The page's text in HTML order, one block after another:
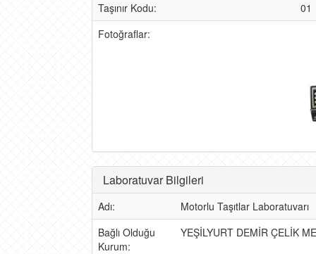
Taşınır Kodu:
01
Fotoğraflar:
Laboratuvar Bilgileri
Adı:
Motorlu Taşıtlar Laboratuvarı
Bağlı Olduğu
Kurum:
YEŞİLYURT DEMİR ÇELİK